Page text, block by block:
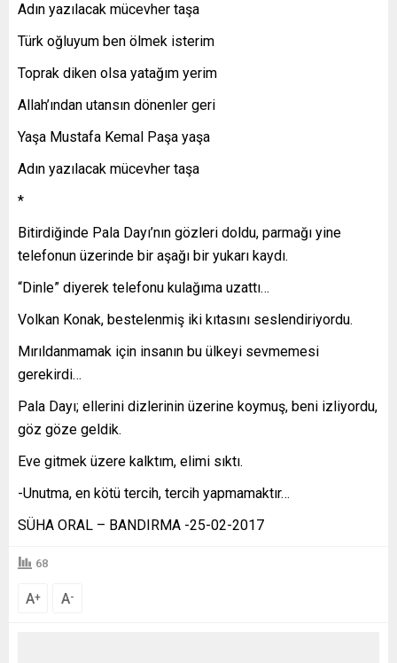
Adın yazılacak mücevher taşa
Türk oğluyum ben ölmek isterim
Toprak diken olsa yatağım yerim
Allah’ından utansın dönenler geri
Yaşa Mustafa Kemal Paşa yaşa
Adın yazılacak mücevher taşa
*
Bitirdiğinde Pala Dayı’nın gözleri doldu, parmağı yine
telefonun üzerinde bir aşağı bir yukarı kaydı.
“Dinle” diyerek telefonu kulağıma uzattı…
Volkan Konak, bestelenmiş iki kıtasını seslendiriyordu.
Mırıldanmamak için insanın bu ülkeyi sevmemesi
gerekirdi…
Pala Dayı; ellerini dizlerinin üzerine koymuş, beni izliyordu,
göz göze geldik.
Eve gitmek üzere kalktım, elimi sıktı.
-Unutma, en kötü tercih, tercih yapmamaktır…
SÜHA ORAL – BANDIRMA -25-02-2017
68
A+ A-